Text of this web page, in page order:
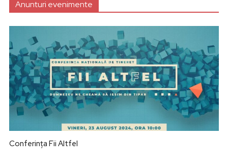
Anunturi evenimente
Conferința Fii Altfel